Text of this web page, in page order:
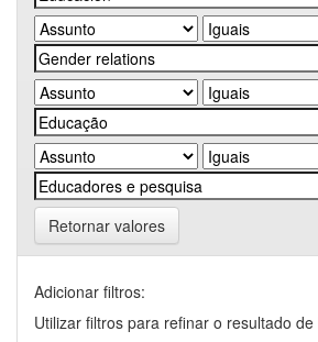
Retornar valores
Adicionar filtros:
Utilizar filtros para refinar o resultado de